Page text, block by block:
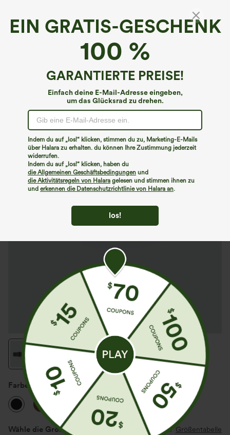
EIN GRATIS-GESCHENK
100 %
GARANTIERTE PREISE!
Einfach deine E-Mail-Adresse eingeben,
um das Glücksrad zu drehen.
Indem du auf „los!“ klicken, stimmen du zu, Marketing-E-Mails
über Halara zu erhalten. du können Ihre Zustimmung jederzeit
widerrufen.
Indem du auf „los!“ klicken, haben du
die Allgemeinen Geschäftsbedingungen und
die Aktivitätsregeln von Halara gelesen und stimmen ihnen zu
und erkennen die Datenschutzrichtlinie von Halara an.
los!
Gürtel mit Metallschnalle und Cut-out-Design
ACC: Buy 2, 20% Off | Buy 3, 30% Off
Farbe Schwarz
Wähle die Größe aus Größentabelle